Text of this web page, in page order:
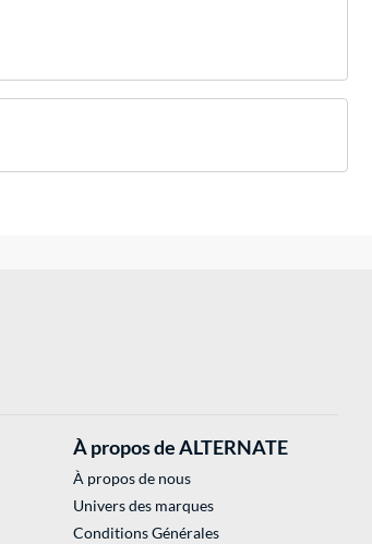
À propos de ALTERNATE
À propos de nous
Univers des marques
Conditions Générales